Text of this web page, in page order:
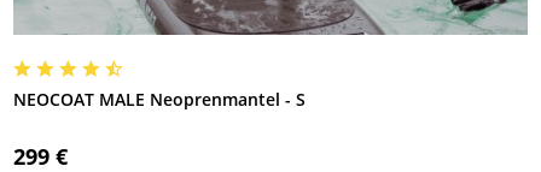
NEOCOAT MALE Neoprenmantel - S
299 €